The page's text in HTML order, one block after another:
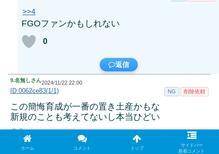
>>4
FGOファンかもしれない
0
返信
9.名無しさん2024/11/22 22:00
ID:0062ce83(1/1) NG 削除依頼
この簡悔育成が一番の置き土産かもな
新規のことも考えてないし本当ひどい
ホーム コメント トップ
サイドバー
新着コメント